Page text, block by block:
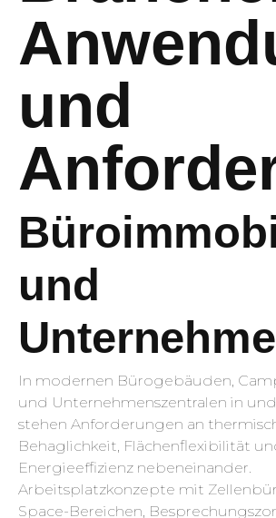
und
und
In modernen Bürogebäuden,
und Unternehmenszentralen in
stehen Anforderungen an
Behaglichkeit, Flächenflexibilität
Energieeffizienz nebeneinander.
Arbeitsplatzkonzepte mit
Space-Bereichen,